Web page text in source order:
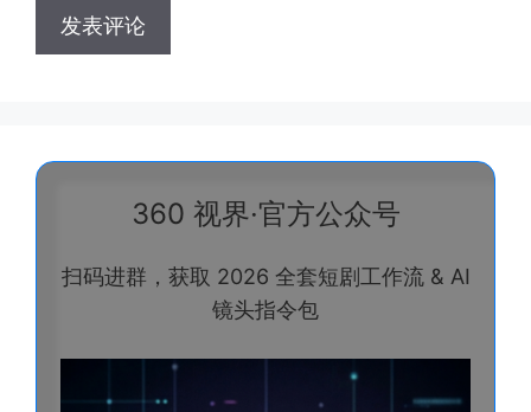
360 视界·官方公众号
扫码进群，获取 2026 全套短剧工作流 & AI
镜头指令包